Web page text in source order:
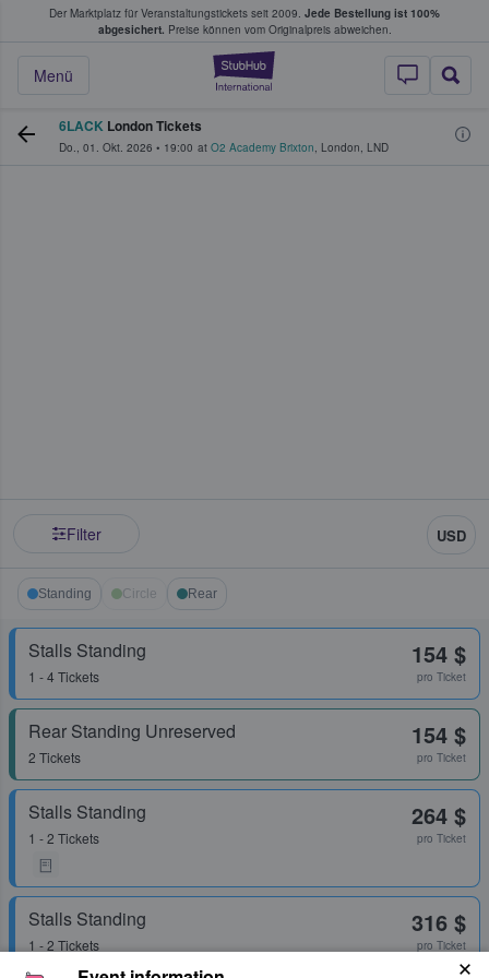
Der Marktplatz für Veranstaltungstickets seit 2009. Jede Bestellung ist 100%
abgesichert. Preise können vom Originalpreis abweichen.
StubHub - Wo
Menü
Tickets kaufen & verkaufen
6LACK London Tickets
Do., 01. Okt. 2026 • 19:00 at O2 Academy Brixton, London, LND
Filter USD
Standing Circle Rear
Stalls Standing
1 - 4 Tickets
154 $
pro Ticket
Rear Standing Unreserved
2 Tickets
154 $
pro Ticket
Stalls Standing
1 - 2 Tickets
264 $
pro Ticket
Stalls Standing
1 - 2 Tickets
316 $
pro Ticket